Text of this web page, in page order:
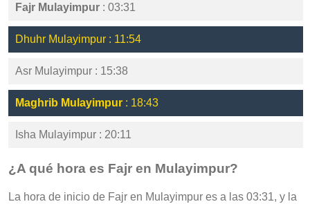
Fajr Mulayimpur : 03:31
Dhuhr Mulayimpur : 11:54
Asr Mulayimpur : 15:38
Maghrib Mulayimpur : 18:43
Isha Mulayimpur : 20:11
¿A qué hora es Fajr en Mulayimpur?
La hora de inicio de Fajr en Mulayimpur es a las 03:31, y la